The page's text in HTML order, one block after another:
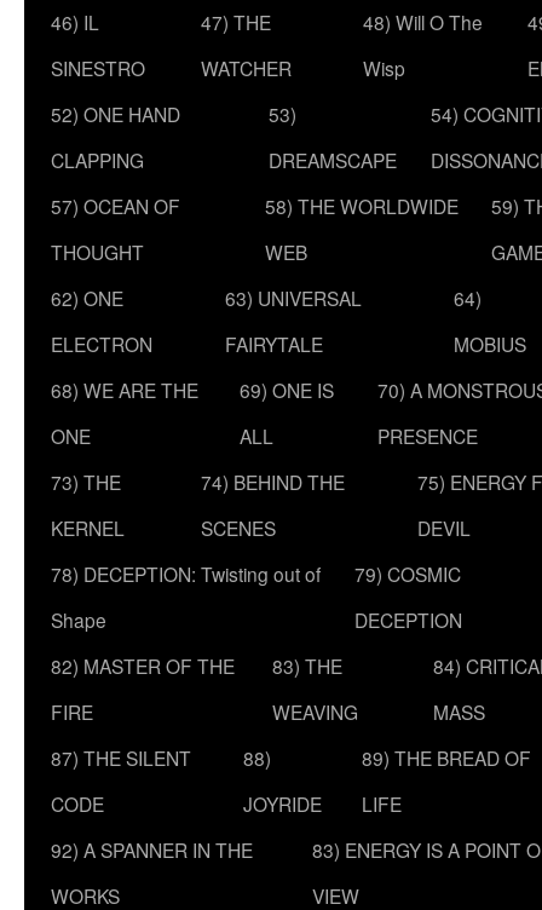
46) IL
SINESTRO
47) THE
WATCHER
48) Will O The
Wisp
52) ONE HAND
CLAPPING
53)
DREAMSCAPE
54)
57) OCEAN OF
THOUGHT
58) THE WORLDWIDE
WEB
59)
62) ONE
ELECTRON
63) UNIVERSAL
FAIRYTALE
64)
MOBIUS
68) WE ARE THE
ONE
69) ONE IS
ALL
70) A
PRESENCE
73) THE
KERNEL
74) BEHIND THE
SCENES
75) ENERGY
DEVIL
78) DECEPTION: Twisting out of
Shape
79) COSMIC
DECEPTION
82) MASTER OF THE
FIRE
83) THE
WEAVING
84)
MASS
87) THE SILENT
CODE
88)
JOYRIDE
89) THE BREAD OF
LIFE
92) A SPANNER IN THE
WORKS
83) ENERGY IS A POINT
VIEW